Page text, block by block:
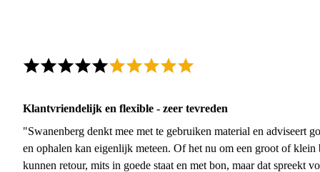
Klantvriendelijk en flexible - zeer tevreden
"Swanenberg denkt mee met te gebruiken material en adviseert
en ophalen kan eigenlijk meteen. Of het nu om een groot of
kunnen retour, mits in goede staat en met bon, maar dat spreekt